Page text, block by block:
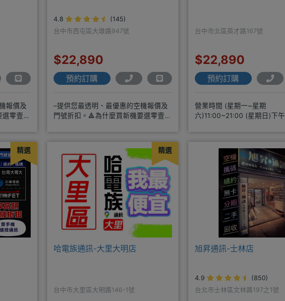
報價及
零壹通
4.8
(145)
台中市西屯區大墩路947號
$22,890
預約訂購
–提供您最透明、最優惠的空機報價及
門號折扣。🔺為什麼買新機要選零壹通
台中市北區英才路167號
$22,890
預約訂購
營業時間 (星期一~星期
六)11:00~21:00 (星期日)下午
精選 精選
哈電族通訊-大里大明店
台中市大里區大明路146-1號
旭昇通訊-士林店
4.9
(850)
台北市士林區文林路197之1號